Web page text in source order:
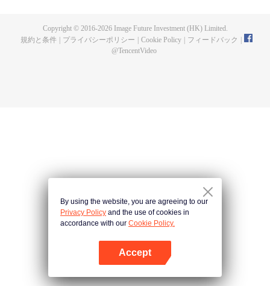
Copyright © 2016-2026Image Future Investment (HK) Limited.
規約と条件
プライバシーポリシー Cookie Policy フィードバック
@TencentVideo
By using the website, you are agreeing to our
Privacy Policy and the use of cookies in
accordance with our Cookie Policy.
Accept